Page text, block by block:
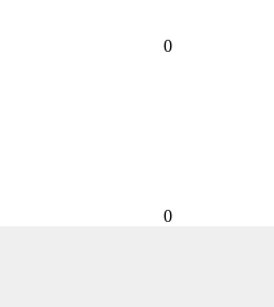
0
0